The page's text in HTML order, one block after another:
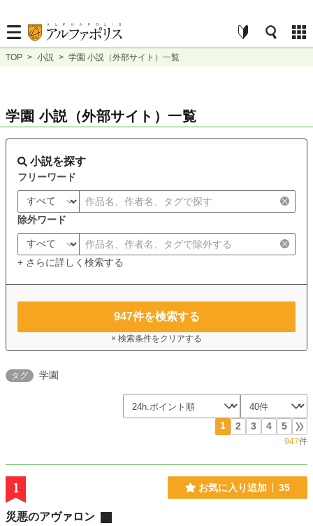
TOP > 小説 > 学園 小説（外部サイト）一覧
学園 小説（外部サイト）一覧
小説を探す
フリーワード
除外ワード
+ さらに詳しく検索する
947件を検索する
× 検索条件をクリアする
タグ 学園
1 2 3 4 5
947件
1 お気に入り追加 35
災悪のアヴァロン